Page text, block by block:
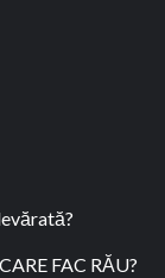
FAC RĂU?